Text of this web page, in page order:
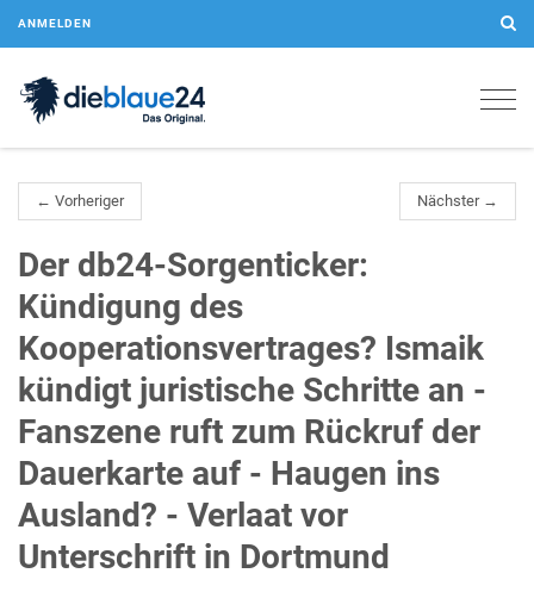
ANMELDEN
← Vorheriger Nächster →
Der db24-Sorgenticker:
Kündigung des
Kooperationsvertrages? Ismaik
kündigt juristische Schritte an -
Fanszene ruft zum Rückruf der
Dauerkarte auf - Haugen ins
Ausland? - Verlaat vor
Unterschrift in Dortmund